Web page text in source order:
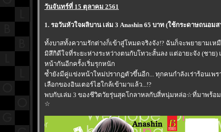
วันจันทร์ที่ 15 ตุลาคม 2561
1. รอวันหัวใจผลิบาน เล่ม 3 Anashin 65 บาท (ใช้กระดาษถนอม
ทั้งบาสทั้งความรักต่างก็เข้าสู่โหมดจริงจัง!? ฉันก็จะพยายามเห
มิสึกิดีใจที่ระยะห่างระหว่างตนกับโทวะสั้นลง แต่อายะจัง (ชาย
หน้ากันอีกครั้งเริ่มรุกหนัก
ซ้ำยังมีคู่แข่งหน้าใหม่ปรากฏตัวขึ้นอีก... ทุกคนกำลังเร่าร้อนเพ
เลือกของอินเตอร์ไฮใกล้เข้ามาแล้ว...!?
พบกับเล่ม 3 ของชีวิตวัยรุ่นสุดโกลาหลกับสี่หนุ่มหล่อ☆ที่มาพร้อ
☆